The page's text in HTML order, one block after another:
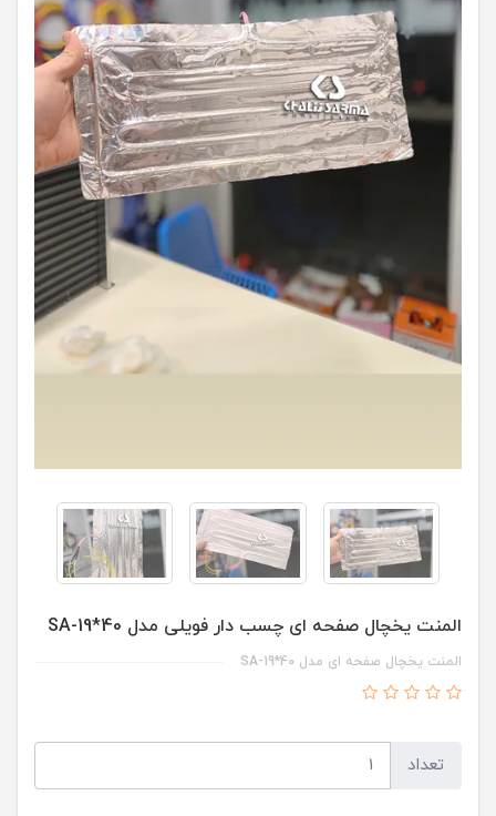
المنت یخچال صفحه ای چسب دار فویلی مدل SA-19*40
المنت یخچال صفحه ای مدل SA-19*40
تعداد